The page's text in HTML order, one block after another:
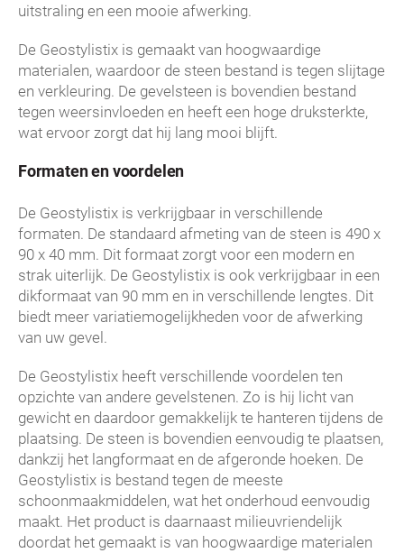
uitstraling en een mooie afwerking.
De Geostylistix is gemaakt van hoogwaardige
materialen, waardoor de steen bestand is tegen slijtage
en verkleuring. De gevelsteen is bovendien bestand
tegen weersinvloeden en heeft een hoge druksterkte,
wat ervoor zorgt dat hij lang mooi blijft.
Formaten en voordelen
De Geostylistix is verkrijgbaar in verschillende
formaten. De standaard afmeting van de steen is 490 x
90 x 40 mm. Dit formaat zorgt voor een modern en
strak uiterlijk. De Geostylistix is ook verkrijgbaar in een
dikformaat van 90 mm en in verschillende lengtes. Dit
biedt meer variatiemogelijkheden voor de afwerking
van uw gevel.
De Geostylistix heeft verschillende voordelen ten
opzichte van andere gevelstenen. Zo is hij licht van
gewicht en daardoor gemakkelijk te hanteren tijdens de
plaatsing. De steen is bovendien eenvoudig te plaatsen,
dankzij het langformaat en de afgeronde hoeken. De
Geostylistix is bestand tegen de meeste
schoonmaakmiddelen, wat het onderhoud eenvoudig
maakt. Het product is daarnaast milieuvriendelijk
doordat het gemaakt is van hoogwaardige materialen